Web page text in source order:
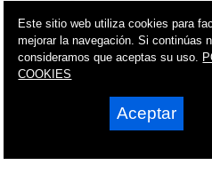
Este sitio web utiliza cookies para
mejorar la navegación. Si continúas
consideramos que aceptas su uso.
COOKIES
Aceptar